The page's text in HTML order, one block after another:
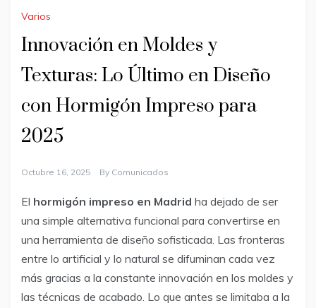
Varios
Innovación en Moldes y
Texturas: Lo Último en Diseño
con Hormigón Impreso para
2025
Octubre 16, 2025 By Comunicados
El hormigón impreso en Madrid ha dejado de ser
una simple alternativa funcional para convertirse en
una herramienta de diseño sofisticada. Las fronteras
entre lo artificial y lo natural se difuminan cada vez
más gracias a la constante innovación en los moldes y
las técnicas de acabado. Lo que antes se limitaba a la